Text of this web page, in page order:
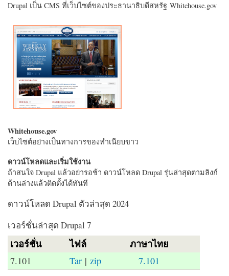
Drupal เป็น CMS ที่เว็บไซต์ของประธานาธิบดีสหรัฐ Whitehouse.gov
Whitehouse.gov
เว็บไซต์อย่างเป็นทางการของทำเนียบขาว
ดาวน์โหลดและเริ่มใช้งาน
ถ้าสนใจ Drupal แล้วอย่ารอช้า ดาวน์โหลด Drupal รุ่นล่าสุดตามลิงก์
ด้านล่างแล้วติดตั้งได้ทันที
ดาวน์โหลด Drupal ตัวล่าสุด 2024
เวอร์ชั่นล่าสุด Drupal 7
เวอร์ชั่น ไฟล์ ภาษาไทย
7.101 Tar |zip 7.101